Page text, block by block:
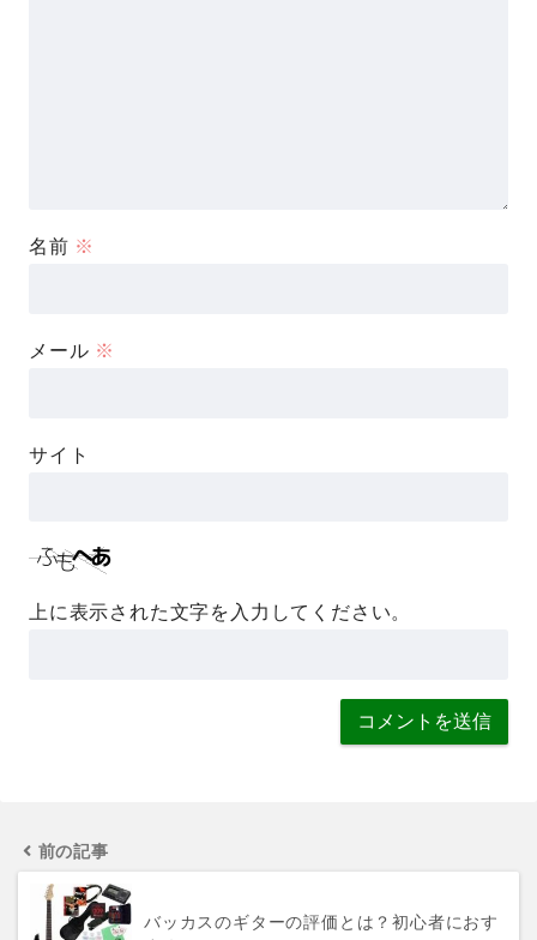
名前 ※
メール ※
サイト
上に表示された文字を入力してください。
前の記事
バッカスのギターの評価とは？初心者におす